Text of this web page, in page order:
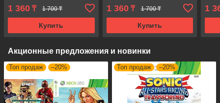
1 360 ₸ 1 700 ₸
Купить
1 360₸ 1 700 ₸
Купить
1
Акционные предложения и новинки
Топ продаж –20% Топ продаж –20%